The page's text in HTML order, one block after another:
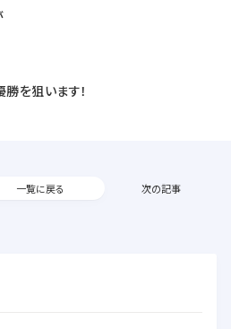
を狙います！
一覧に戻る 次の記事